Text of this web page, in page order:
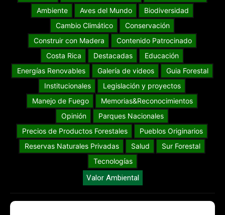
Ambiente
Aves del Mundo
Biodiversidad
Cambio Climático
Conservación
Construir con Madera
Contenido Patrocinado
Costa Rica
Destacadas
Educación
Energías Renovables
Galería de videos
Guia Forestal
Institucionales
Legislación y proyectos
Manejo de Fuego
Memorias&Reconocimientos
Opinión
Parques Nacionales
Precios de Productos Forestales
Pueblos Originarios
Reservas Naturales Privadas
Salud
Sur Forestal
Tecnologías
Valor Ambiental